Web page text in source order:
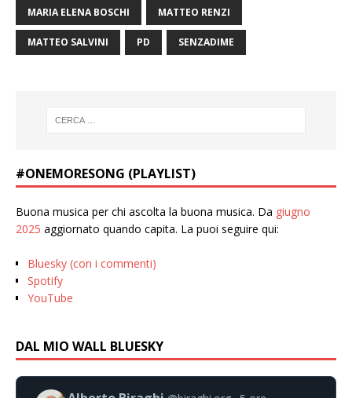
MARIA ELENA BOSCHI MATTEO RENZI
MATTEO SALVINI PD SENZADIME
#ONEMORESONG (PLAYLIST)
Buona musica per chi ascolta la buona musica. Da giugno
2025 aggiornato quando capita. La puoi seguire qui:
Bluesky (con i commenti)
Spotify
YouTube
DAL MIO WALL BLUESKY